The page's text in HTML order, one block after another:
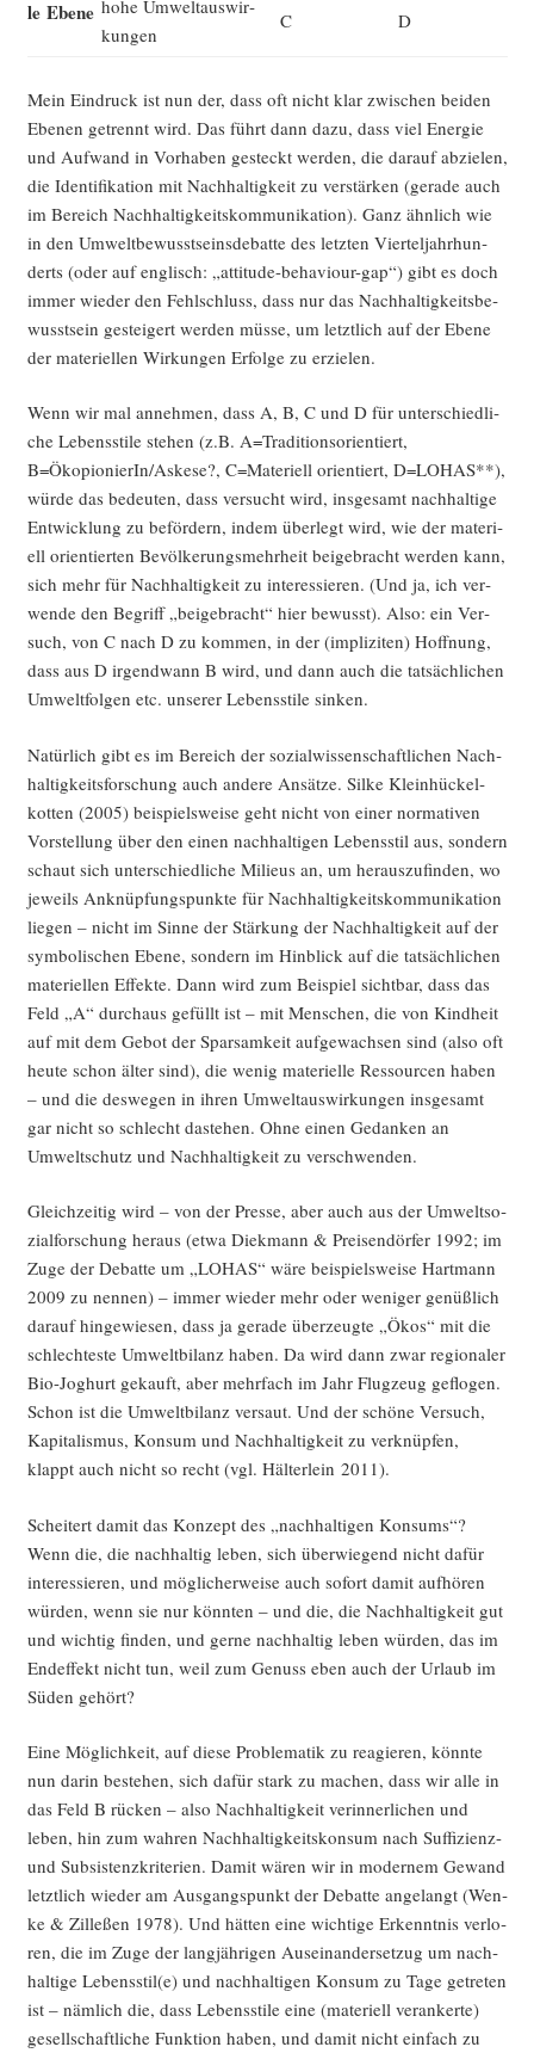
le Ebene hohe Umwelt­aus­wir­
kun­gen
C D
Mein Ein­druck ist nun der, dass oft nicht klar zwi­schen bei­den
Ebe­nen getrennt wird. Das führt dann dazu, dass viel Ener­gie
und Auf­wand in Vor­ha­ben gesteckt wer­den, die dar­auf abzie­len,
die Iden­ti­fi­ka­ti­on mit Nach­hal­tig­keit zu ver­stär­ken (gera­de auch
im Bereich Nach­hal­tig­keits­kom­mu­ni­ka­ti­on). Ganz ähn­lich wie
in den Umwelt­be­wusst­seins­de­bat­te des letz­ten Vier­tel­jahr­hun­
derts (oder auf eng­lisch: „atti­tu­de-beha­viour-gap“) gibt es doch
immer wie­der den Fehl­schluss, dass nur das Nach­hal­tig­keits­be­
wusst­sein gestei­gert wer­den müs­se, um letzt­lich auf der Ebe­ne
der mate­ri­el­len Wir­kun­gen Erfol­ge zu erzielen.
Wenn wir mal anneh­men, dass A, B, C und D für unter­schied­li­
che Lebens­sti­le ste­hen (z.B. A=Traditionsorientiert,
B=ÖkopionierIn/Askese?, C=Materiell ori­en­tiert, D=LOHAS**),
wür­de das bedeu­ten, dass ver­sucht wird, ins­ge­samt nach­hal­ti­ge
Ent­wick­lung zu beför­dern, indem über­legt wird, wie der mate­ri­
ell ori­en­tier­ten Bevöl­ke­rungs­mehr­heit bei­gebracht wer­den kann,
sich mehr für Nach­hal­tig­keit zu inter­es­sie­ren. (Und ja, ich ver­
wen­de den Begriff „bei­gebracht“ hier bewusst). Also: ein Ver­
such, von C nach D zu kom­men, in der (impli­zi­ten) Hoff­nung,
dass aus D irgend­wann B wird, und dann auch die tat­säch­li­chen
Umwelt­fol­gen etc. unse­rer Lebens­sti­le sinken.
Natür­lich gibt es im Bereich der sozi­al­wis­sen­schaft­li­chen Nach­
hal­tig­keits­for­schung auch ande­re Ansät­ze. Sil­ke Klein­hü­ckel­
kot­ten (2005) bei­spiels­wei­se geht nicht von einer nor­ma­ti­ven
Vor­stel­lung über den einen nach­hal­ti­gen Lebens­stil aus, son­dern
schaut sich unter­schied­li­che Milieus an, um her­aus­zu­fin­den, wo
jeweils Anknüp­fungs­punk­te für Nach­hal­tig­keits­kom­mu­ni­ka­ti­on
lie­gen – nicht im Sin­ne der Stär­kung der Nach­hal­tig­keit auf der
sym­bo­li­schen Ebe­ne, son­dern im Hin­blick auf die tat­säch­li­chen
mate­ri­el­len Effek­te. Dann wird zum Bei­spiel sicht­bar, dass das
Feld „A“ durch­aus gefüllt ist – mit Men­schen, die von Kind­heit
auf mit dem Gebot der Spar­sam­keit auf­ge­wach­sen sind (also oft
heu­te schon älter sind), die wenig mate­ri­el­le Res­sour­cen haben
– und die des­we­gen in ihren Umwelt­aus­wir­kun­gen ins­ge­samt
gar nicht so schlecht daste­hen. Ohne einen Gedan­ken an
Umwelt­schutz und Nach­hal­tig­keit zu verschwenden.
Gleich­zei­tig wird – von der Pres­se, aber auch aus der Umwelt­so­
zi­al­for­schung her­aus (etwa Diek­mann & Prei­sen­dör­fer 1992; im
Zuge der Debat­te um „LOHAS“ wäre bei­spiels­wei­se Hart­mann
2009 zu nen­nen) – immer wie­der mehr oder weni­ger genüß­lich
dar­auf hin­ge­wie­sen, dass ja gera­de über­zeug­te „Ökos“ mit die
schlech­tes­te Umwelt­bi­lanz haben. Da wird dann zwar regio­na­ler
Bio-Joghurt gekauft, aber mehr­fach im Jahr Flug­zeug geflo­gen.
Schon ist die Umwelt­bi­lanz ver­saut. Und der schö­ne Ver­such,
Kapi­ta­lis­mus, Kon­sum und Nach­hal­tig­keit zu ver­knüp­fen,
klappt auch nicht so recht (vgl. Häl­ter­lein 2011).
Schei­tert damit das Kon­zept des „nach­hal­ti­gen Kon­sums“?
Wenn die, die nach­hal­tig leben, sich über­wie­gend nicht dafür
inter­es­sie­ren, und mög­li­cher­wei­se auch sofort damit auf­hö­ren
wür­den, wenn sie nur könn­ten – und die, die Nach­hal­tig­keit gut
und wich­tig fin­den, und ger­ne nach­hal­tig leben wür­den, das im
End­ef­fekt nicht tun, weil zum Genuss eben auch der Urlaub im
Süden gehört?
Eine Mög­lich­keit, auf die­se Pro­ble­ma­tik zu reagie­ren, könn­te
nun dar­in bestehen, sich dafür stark zu machen, dass wir alle in
das Feld B rücken – also Nach­hal­tig­keit ver­in­ner­li­chen und
leben, hin zum wah­ren Nach­hal­tig­keits­kon­sum nach Suf­fi­zi­enz-
und Sub­sis­tenz­kri­te­ri­en. Damit wären wir in moder­nem Gewand
letzt­lich wie­der am Aus­gangs­punkt der Debat­te ange­langt (Wen­
ke & Zil­le­ßen 1978). Und hät­ten eine wich­ti­ge Erkennt­nis ver­lo­
ren, die im Zuge der lang­jäh­ri­gen Aus­ein­an­der­set­zug um nach­
hal­ti­ge Lebensstil(e) und nach­hal­ti­gen Kon­sum zu Tage getre­ten
ist – näm­lich die, dass Lebens­sti­le eine (mate­ri­ell ver­an­ker­te)
gesell­schaft­li­che Funk­ti­on haben, und damit nicht ein­fach zu